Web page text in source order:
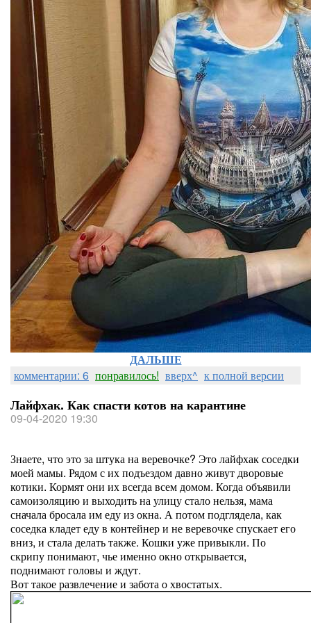
ДАЛЬШЕ
комментарии: 6 понравилось! вверх^ к полной версии
Лайфхак. Как спасти котов на карантине
09-04-2020 19:30
Знаете, что это за штука на веревочке? Это лайфхак соседки
моей мамы. Рядом с их подъездом давно живут дворовые
котики. Кормят они их всегда всем домом. Когда объявили
самоизоляцию и выходить на улицу стало нельзя, мама
сначала бросала им еду из окна. А потом подглядела, как
соседка кладет еду в контейнер и не веревочке спускает его
вниз, и стала делать также. Кошки уже привыкли. По
скрипу понимают, чье именно окно открывается,
поднимают головы и ждут.
Вот такое развлечение и забота о хвостатых.